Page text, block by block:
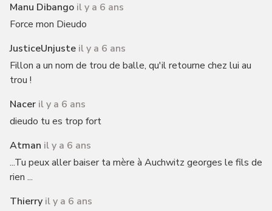
Manu Dibango il y a 6 ans
Force mon Dieudo
JusticeUnjuste il y a 6 ans
Fillon a un nom de trou de balle, qu'il retourne chez lui au
trou !
Nacer il y a 6 ans
dieudo tu es trop fort
Atman il y a 6 ans
...Tu peux aller baiser ta mère à Auchwitz georges le fils de
rien ...
Thierry il y a 6 ans